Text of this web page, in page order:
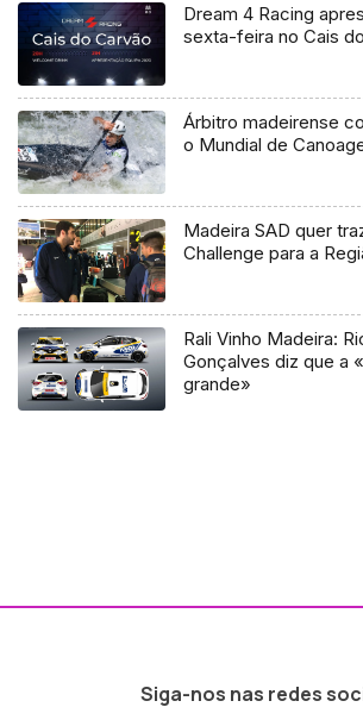
Dream 4 Racing
sexta-feira no Cais
Árbitro madeirense
o Mundial de
Madeira SAD quer
Challenge para a
Rali Vinho Madeira:
Gonçalves diz que a
grande»
Siga-nos nas redes